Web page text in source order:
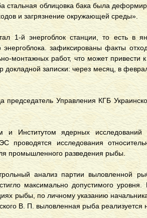
стальная облицовка бака была
и загрязнение окружающей среды».
1-й энергоблок станции, то есть в
энергоблока. зафиксированы факты
монтажных работ, что может
докладной записки: через месяц, в
председатель Управления КГБ
и Институтом ядерных
проводятся исследования
промышленного разведения рыбы.
анализ партии выловленной
максимально допустимого
рыбы, по личному указанию
В. П. выловленная рыба реализуется